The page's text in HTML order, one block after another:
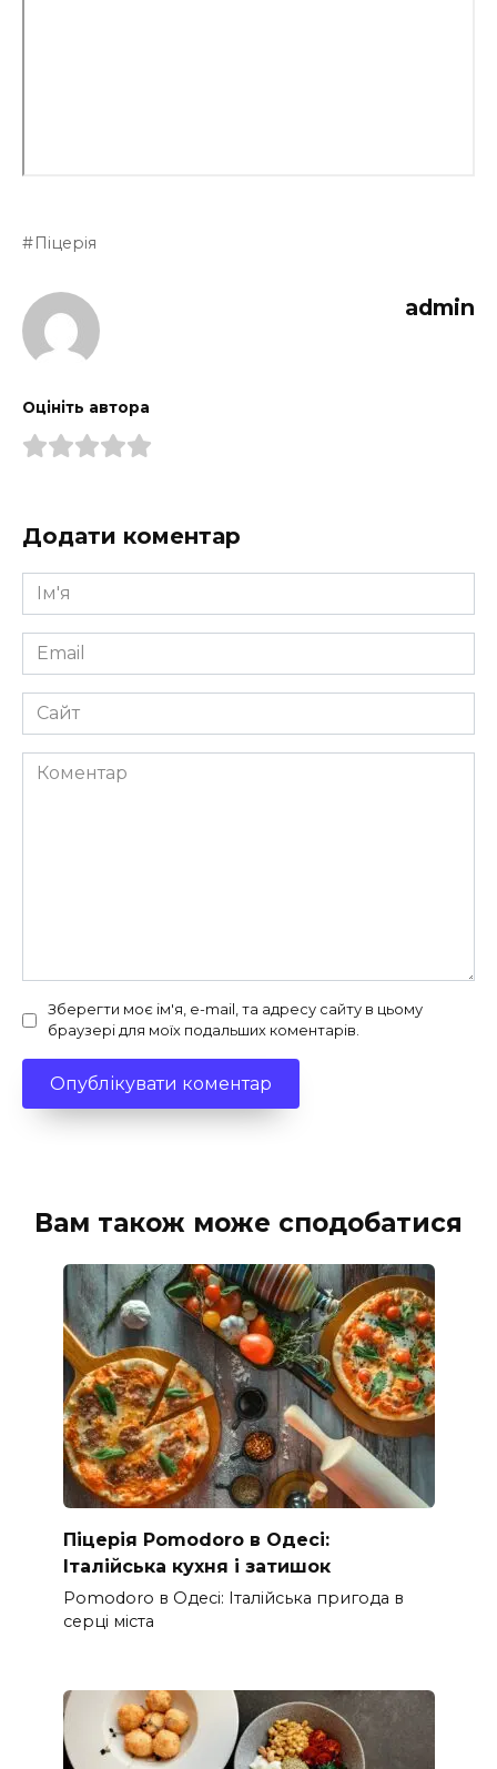
Піцерія
admin
Оцініть автора
Додати коментар
Ім'я
*
Email
*
Сайт
Коментар
Зберегти моє ім'я, e-mail, та адресу сайту в цьому
браузері для моїх подальших коментарів.
Вам також може сподобатися
Піцерія Pomodoro в Одесі:
Італійська кухня і затишок
Pomodoro в Одесі: Італійська пригода в
серці міста